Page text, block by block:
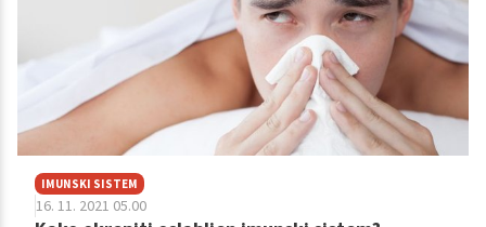
IMUNSKI SISTEM
16. 11. 2021 05.00